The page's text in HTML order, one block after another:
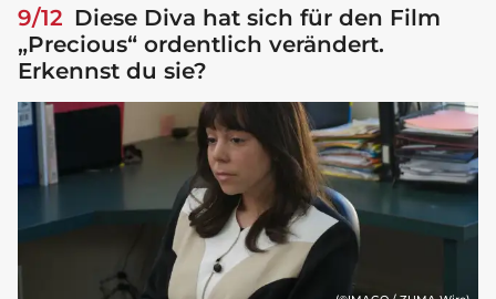
9/12 Diese Diva hat sich für den Film
„Precious“ ordentlich verändert.
Erkennst du sie?